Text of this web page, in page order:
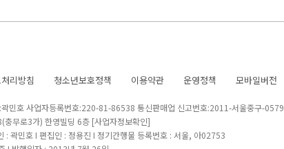
리방침 청소년보호정책 이용약관 운영정책 모바일버전
민호 사업자등록번호:220-81-86538 통신판매업 신고번호:2011-서울중구-0579
충무로3가) 한영빌딩 6층 [사업자정보확인]
: 곽민호 I 편집인 : 정용진 I 정기간행물 등록번호 : 서울, 아02753